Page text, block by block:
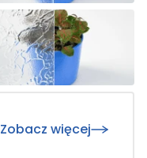
Zobacz więcej